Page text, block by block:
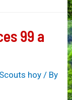
99 a
Scouts hoy / By